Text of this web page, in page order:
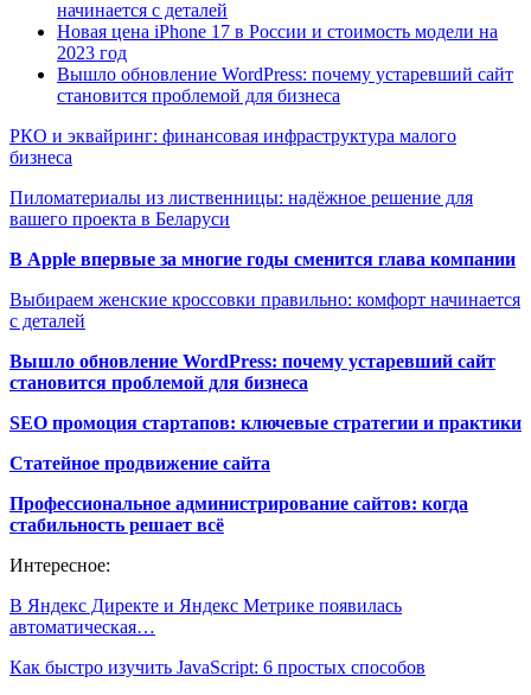
начинается с деталей
Новая цена iPhone 17 в России и стоимость модели на
2023 год
Вышло обновление WordPress: почему устаревший сайт
становится проблемой для бизнеса
РКО и эквайринг: финансовая инфраструктура малого
бизнеса
Пиломатериалы из лиственницы: надёжное решение для
вашего проекта в Беларуси
В Apple впервые за многие годы сменится глава компании
Выбираем женские кроссовки правильно: комфорт начинается
с деталей
Вышло обновление WordPress: почему устаревший сайт
становится проблемой для бизнеса
SEO промоция стартапов: ключевые стратегии и практики
Статейное продвижение сайта
Профессиональное администрирование сайтов: когда
стабильность решает всё
Интересное:
В Яндекс Директе и Яндекс Метрике появилась
автоматическая…
Как быстро изучить JavaScript: 6 простых способов